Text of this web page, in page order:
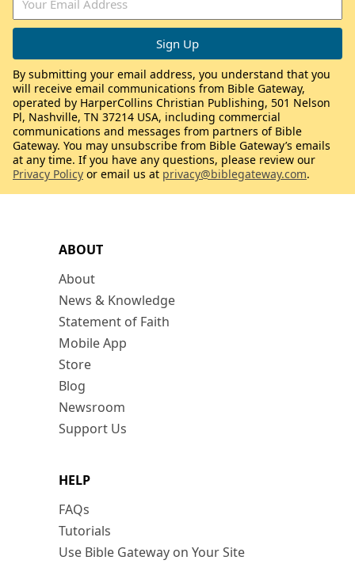
ABOUT
About
News & Knowledge
Statement of Faith
Mobile App
Store
Blog
Newsroom
Support Us
HELP
FAQs
Tutorials
Use Bible Gateway on Your Site
By submitting your email address, you understand that you
will receive email communications from Bible Gateway,
operated by HarperCollins Christian Publishing, 501 Nelson
Pl, Nashville, TN 37214 USA, including commercial
communications and messages from partners of Bible
Gateway. You may unsubscribe from Bible Gateway’s emails
at any time. If you have any questions, please review our
Privacy Policy or email us at privacy@biblegateway.com.